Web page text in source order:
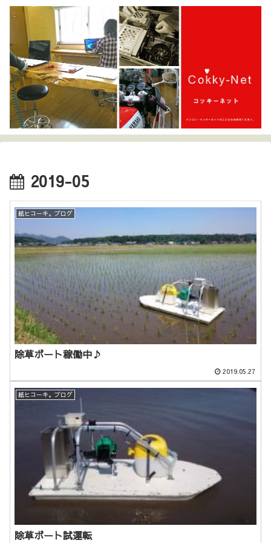
2019-05
紙ヒコーキ。ブログ
除草ボート稼働中♪
2019.05.27
紙ヒコーキ。ブログ
除草ボート試運転